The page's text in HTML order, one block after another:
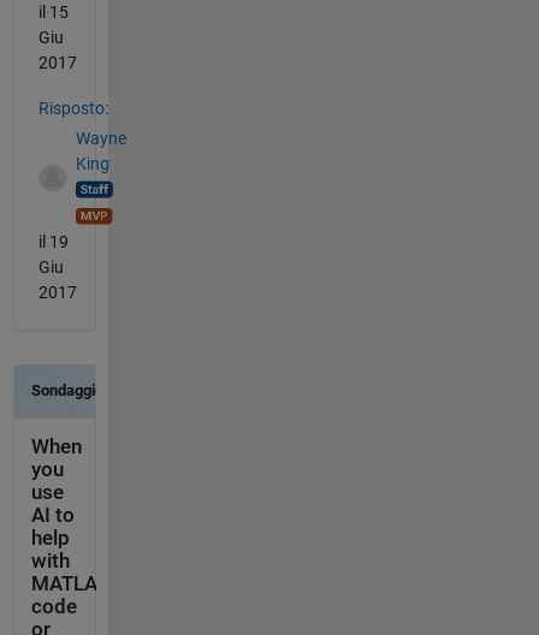
il 15
Giu
2017
Risposto:
Wayne
King
il 19
Giu
2017